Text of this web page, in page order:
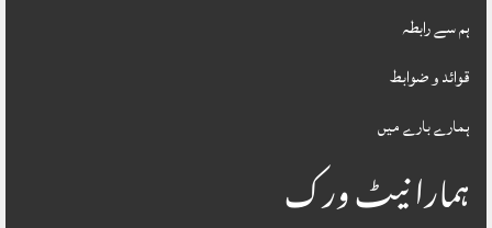
ہم سے رابطہ
قوائد و ضوابط
ہمارے بارے میں
ہمارا نیٹ ورک